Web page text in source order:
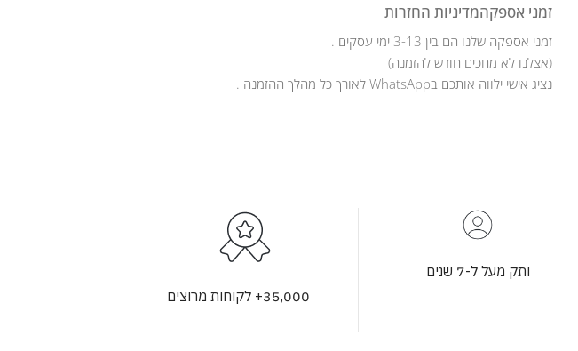
זמני אספקהמדיניות החזרות
זמני אספקה שלנו הם בין 3-13 ימי עסקים .
(אצלנו לא מחכים חודש להזמנה)
נציג אישי ילווה אותכם בWhatsApp לאורך כל מהלך ההזמנה .
ותק מעל ל-7 שנים
35,000+ לקוחות מרוצים